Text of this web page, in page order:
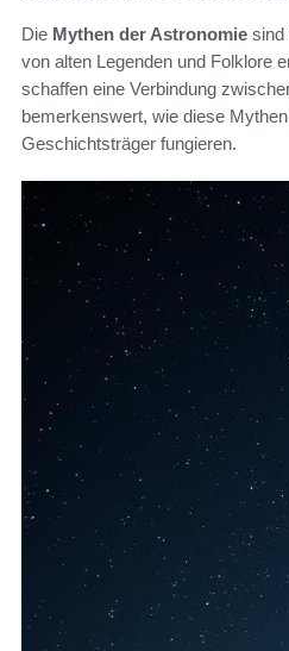
Die Mythen der Astronomie sind
von alten Legenden und Folklore
schaffen eine Verbindung
bemerkenswert, wie diese
Geschichtsträger fungieren.